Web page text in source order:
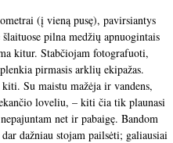
(į vieną pusę), pavirsiantys
pilna medžių apnuogintais
kitur. Stabčiojam fotografuoti,
pirmasis arklių ekipažas.
Su maistu mažėja ir vandens,
loveliu, – kiti čia tik plaunasi
net ir pabaigę. Bandom
dažniau stojam pailsėti; galiausiai